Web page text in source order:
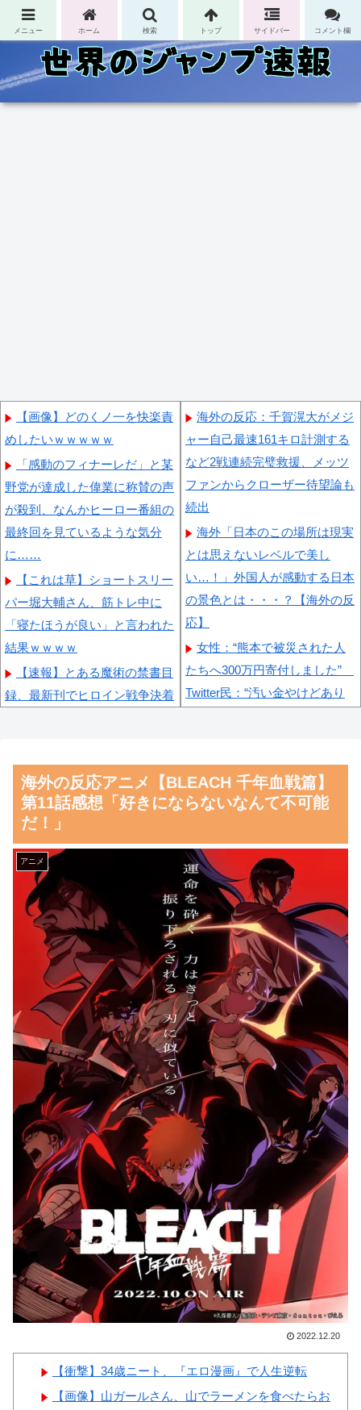
コンテンツへスキップ
【画像】どのくノ一を快楽責
めしたいｗｗｗｗｗ
「感動のフィナーレだ」と某
野党が達成した偉業に称賛の声
が殺到、なんかヒーロー番組の
最終回を見ているような気分
に……
【これは草】ショートスリー
パー堀大輔さん、筋トレ中に
「寝たほうが良い」と言われた
結果ｗｗｗｗ
【速報】とある魔術の禁書目
録、最新刊でヒロイン戦争決着
「ジャングリア」、とんでもな
い物を投入してしま
う！！！！！
【朗報】齋藤飛鳥、前屈みで
完全に見えてる動画が拡散され
てしまう…
磁気嵐、地球由来のイオンが
主導…JAXAの衛星「あらせ」
が観測！
舌を絡ませて、唾液交換して
── ちゅっちゅしながらの濃厚
エッ画像♪
海外「日本よ、お前がナンバ
ーワンだ」 熊本地震直後の日
本の対応のスピードに世界が衝
撃
【画像】顔100点、体30点の
女ｗｗｗ
Powered by livedoor 相互RSS
海外の反応：千賀滉大がメジ
ャー自己最速161キロ計測する
など2戦連続完璧救援、メッツ
ファンからクローザー待望論も
続出
海外「日本のこの場所は現実
とは思えないレベルで美し
い…！」外国人が感動する日本
の景色とは・・・？【海外の反
応】
女性：“熊本で被災された人
たちへ300万円寄付しました”
Twitter民：“汚い金やけどあり
遂げる日本の医療チーム、海外
でも凄すぎると絶賛
海外「さすが日本！」日本と
数字に海外が大騒ぎ
韓国人「日本の柴犬くん散歩
中の暑さに耐えられなかった結
果」
韓国人「韓国サッカー協会関
係者が『不適切接待は慣行だっ
た』と衝撃発言！日韓ワールド
カップ4強にも疑いの視線が向
けられる」
韓国人「フランスの有力紙も
大韓サッカー協会前代未聞の不
祥事を詳細に報道！」→「国際
的スキャンダルに発展してしま
う‥」
韓国人「我が国がクウェート
戦で行った審判買収が本当に深
刻である理由がこちら…」
→「これはダメなやつ…（ﾌﾞﾙ
ﾌﾞﾙ」＝韓国の反応
中国人「サッカーW杯の日本
戦で、何回も映っていたこの女
性は一体誰？」 中国人「なん
という上品さ」「どう見ても一
般人ではない」
海外の反応アニメ【BLEACH 千年血戦篇】
第11話感想「好きにならないなんて不可能
だ！」
アニメ
2022.12.20
【衝撃】34歳ニート、『エロ漫画』で人生逆転
【画像】山ガールさん、山でラーメンを食べたらお
メニュー ホーム 検索 トップ サイドバー コメント欄